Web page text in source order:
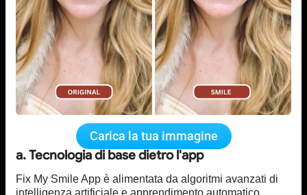
Carica la tua immagine
a. Tecnologia di base dietro l'app
Fix My Smile App è alimentata da algoritmi avanzati di